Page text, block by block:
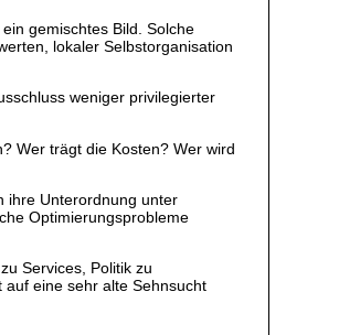
gemischtes Bild. Solche
lokaler Selbstorganisation
weniger privilegierter
Wer trägt die Kosten? Wer wird
ihre Unterordnung unter
Optimierungsprobleme
Services, Politik zu
eine sehr alte Sehnsucht